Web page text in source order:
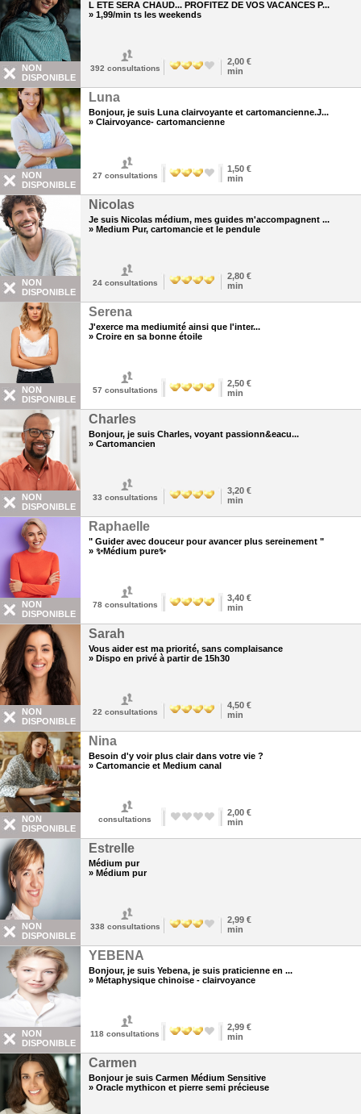
NON
DISPONIBLE
L ETE SERA CHAUD... PROFITEZ DE VOS VACANCES P...
» 1,99/min ts les weekends
392 consultations
2,00 €
min
NON
DISPONIBLE
Luna
Bonjour, je suis Luna clairvoyante et cartomancienne.J...
» Clairvoyance- cartomancienne
27 consultations
1,50 €
min
NON
DISPONIBLE
Nicolas
Je suis Nicolas médium, mes guides m'accompagnent ...
» Medium Pur, cartomancie et le pendule
24consultations
2,80 €
min
NON
DISPONIBLE
Serena
J'exerce ma mediumité ainsi que l'inter...
» Croire en sa bonne étoile
57 consultations
2,50 €
min
NON
DISPONIBLE
Charles
Bonjour, je suis Charles, voyant passionn&eacu...
» Cartomancien
33 consultations
3,20 €
min
NON
DISPONIBLE
Raphaelle
" Guider avec douceur pour avancer plus sereinement "
» ✨Médium pure✨
78consultations
3,40 €
min
NON
DISPONIBLE
Sarah
Vous aider est ma priorité, sans complaisance
» Dispo en privé à partir de 15h30
22 consultations
4,50 €
min
NON
DISPONIBLE
Nina
Besoin d'y voir plus clair dans votre vie ?
» Cartomancie et Medium canal
consultations
2,00 €
min
NON
DISPONIBLE
Estrelle
Médium pur
» Médium pur
338 consultations
2,99 €
min
NON
DISPONIBLE
YEBENA
Bonjour, je suis Yebena, je suis praticienne en ...
» Métaphysique chinoise - clairvoyance
118 consultations
2,99 €
min
Carmen
Bonjour je suis Carmen Médium Sensitive
» Oracle mythicon et pierre semi précieuse